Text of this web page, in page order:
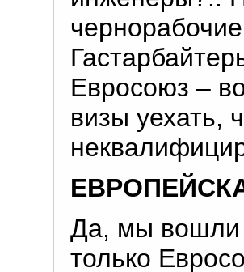
Евросоюз –
визы уехать,
Да, мы вошли
только